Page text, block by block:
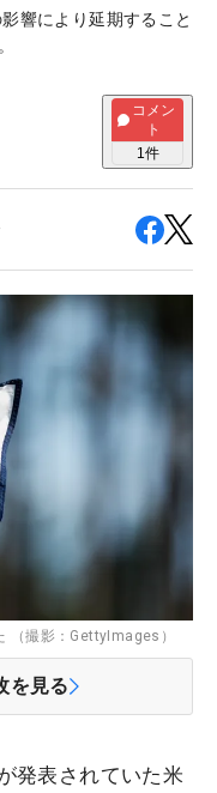
響により延期すること
コメン
ト
1件
（撮影：GettyImages）
を見る
発表されていた米